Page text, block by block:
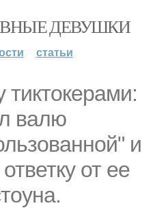
ДЕВУШКИ
статьи
валю
и
от ее